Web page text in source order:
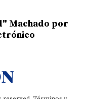
Machado por